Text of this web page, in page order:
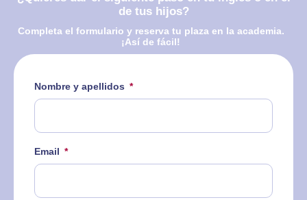
de tus hijos?
Completa el formulario y reserva tu plaza en la academia.
¡Así de fácil!
Nombre y apellidos
Email